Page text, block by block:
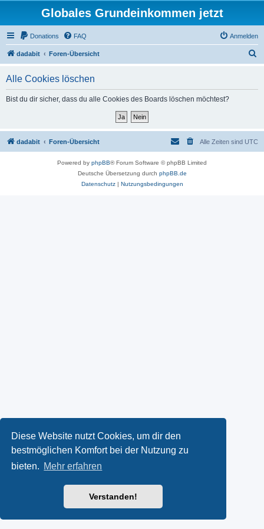
Diese Website nutzt Cookies, um dir den
bestmöglichen Komfort bei der Nutzung zu
bieten. Mehr erfahren
Verstanden!
Globales Grundeinkommen jetzt
Donations FAQ Anmelden
dadabit Foren-Übersicht
Alle Cookies löschen
Bist du dir sicher, dass du alle Cookies des Boards löschen möchtest?
dadabit Foren-Übersicht Alle Zeiten sind UTC
Powered by phpBB® Forum Software © phpBB Limited
Deutsche Übersetzung durch phpBB.de
Datenschutz| Nutzungsbedingungen